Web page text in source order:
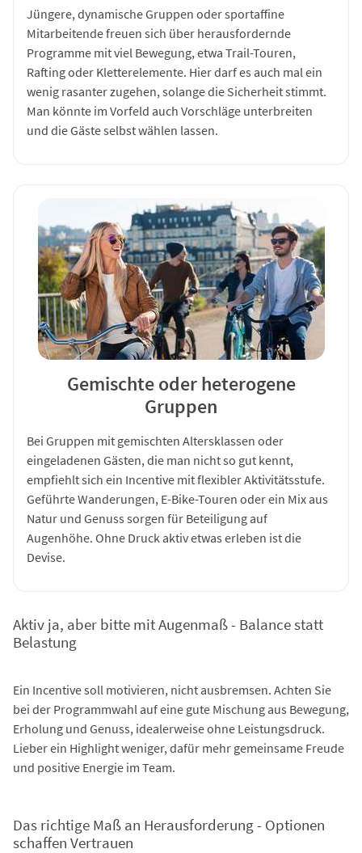
Jüngere, dynamische Gruppen oder sportaffine
Mitarbeitende freuen sich über herausfordernde
Programme mit viel Bewegung, etwa Trail-Touren,
Rafting oder Kletterelemente. Hier darf es auch mal ein
wenig rasanter zugehen, solange die Sicherheit stimmt.
Man könnte im Vorfeld auch Vorschläge unterbreiten
und die Gäste selbst wählen lassen.
Gemischte oder heterogene
Gruppen
Bei Gruppen mit gemischten Altersklassen oder
eingeladenen Gästen, die man nicht so gut kennt,
empfiehlt sich ein Incentive mit flexibler Aktivitätsstufe.
Geführte Wanderungen, E-Bike-Touren oder ein Mix aus
Natur und Genuss sorgen für Beteiligung auf
Augenhöhe. Ohne Druck aktiv etwas erleben ist die
Devise.
Aktiv ja, aber bitte mit Augenmaß - Balance statt
Belastung
Ein Incentive soll motivieren, nicht ausbremsen. Achten Sie
bei der Programmwahl auf eine gute Mischung aus Bewegung,
Erholung und Genuss, idealerweise ohne Leistungsdruck.
Lieber ein Highlight weniger, dafür mehr gemeinsame Freude
und positive Energie im Team.
Das richtige Maß an Herausforderung - Optionen
schaffen Vertrauen